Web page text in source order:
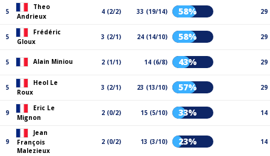
5
Theo
Andrieux
4 (2/2) 33 (19/14) 58% 29
5
Frédéric
Gloux
3 (2/1) 24 (14/10) 58% 29
5 Alain Miniou 2 (1/1) 14 (6/8) 43% 29
5
Heol Le
Roux
3 (2/1) 23 (13/10) 57% 29
9
Eric Le
Mignon
2 (0/2) 15 (5/10) 33% 14
9
Jean
François
Malezieux
2 (0/2) 13 (3/10) 23% 14